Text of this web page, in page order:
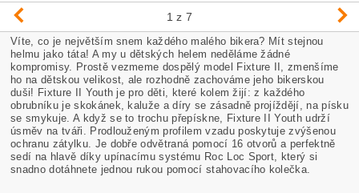
1 z 7
Víte, co je největším snem každého malého bikera? Mít stejnou
helmu jako táta! A my u dětských helem neděláme žádné
kompromisy. Prostě vezmeme dospělý model Fixture II, zmenšíme
ho na dětskou velikost, ale rozhodně zachováme jeho bikerskou
duši! Fixture II Youth je pro děti, které kolem žijí: z každého
obrubníku je skokánek, kaluže a díry se zásadně projíždějí, na písku
se smykuje. A když se to trochu přepískne, Fixture II Youth udrží
úsměv na tváři. Prodlouženým profilem vzadu poskytuje zvýšenou
ochranu zátylku. Je dobře odvětraná pomocí 16 otvorů a perfektně
sedí na hlavě díky upínacímu systému Roc Loc Sport, který si
snadno dotáhnete jednou rukou pomocí stahovacího kolečka.